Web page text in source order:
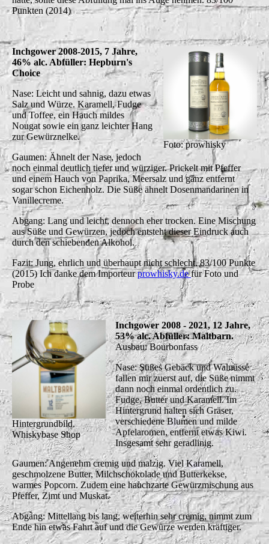
Punkten (2014)
Foto: prowhisky
Inchgower 2008-2015, 7 Jahre,
46% alc. Abfüller: Hepburn's
Choice
Nase: Leicht und sahnig, dazu etwas
Salz und Würze. Karamell, Fudge
und Toffee, ein Hauch mildes
Nougat sowie ein ganz leichter Hang
zur Gewürznelke.
Gaumen: Ähnelt der Nase, jedoch
noch einmal deutlich tiefer und würziger. Prickelt mit Pfeffer
und einem Hauch von Paprika, Meersalz und ganz entfernt
sogar schon Eichenholz. Die Süße ähnelt Dosenmandarinen in
Vanillecreme.
Abgang: Lang und leicht, dennoch eher trocken. Eine Mischung
aus Süße und Gewürzen, jedoch entsteht dieser Eindruck auch
durch den schiebenden Alkohol.
Fazit: Jung, ehrlich und überhaupt nicht schlecht. 83/100 Punkte
(2015) Ich danke dem Importeurprowhisky.defür Foto und
Probe
Hintergrundbild.
Whiskybase Shop
Inchgower 2008 - 2021, 12 Jahre,
53% alc. Abfüller: Maltbarn.
Ausbau: Bourbonfass
Nase: Süßes Gebäck und Walnüsse
fallen mir zuerst auf, die Süße nimmt
dann noch einmal ordentlich zu.
Fudge, Butter und Karamell. Im
Hintergrund halten sich Gräser,
verschiedene Blumen und milde
Apfelaromen, entfernt etwas Kiwi.
Insgesamt sehr geradlinig.
Gaumen: Angenehm cremig und malzig. Viel Karamell,
geschmolzene Butter, Milchschokolade und Butterkekse,
warmes Popcorn. Zudem eine hauchzarte Gewürzmischung aus
Pfeffer, Zimt und Muskat.
Abgang: Mittellang bis lang, weiterhin sehr cremig, nimmt zum
Ende hin etwas Fahrt auf und die Gewürze werden kräftiger.